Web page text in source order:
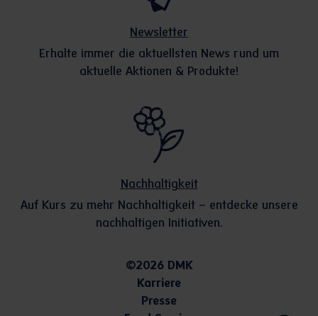
Newsletter
Erhalte immer die aktuellsten News rund um
aktuelle Aktionen & Produkte!
Nachhaltigkeit
Auf Kurs zu mehr Nachhaltigkeit – entdecke unsere
nachhaltigen Initiativen.
©2026 DMK
Karriere
Presse